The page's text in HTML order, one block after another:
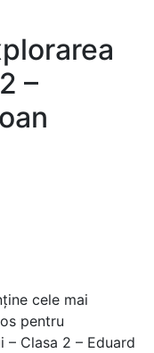
–
cele mai
pentru
Clasa 2 – Eduard